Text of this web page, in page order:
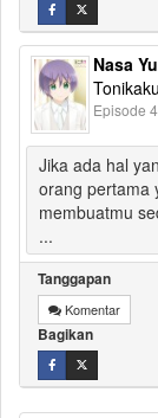
Nasa
Episode 4
Jika ada hal
orang pertama
membuatmu
...
Tanggapan
Komentar
Bagikan